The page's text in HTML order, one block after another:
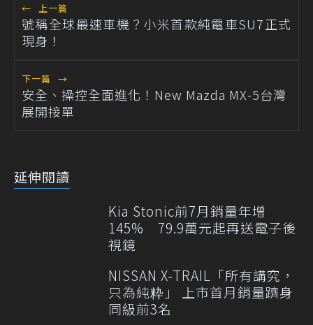
← 上一篇
號稱全球最速車機？小米首款純電車SU7正式
現身！
下一篇 →
安全、操控全面進化！New Mazda MX-5台灣
展開接單
延伸閱讀
Kia Stonic前7月銷量年增
145% 79.9萬元起再送電子後
視鏡
NISSAN X-TRAIL「所有講究，
只為純粋」 上市首月銷量躋身
同級前3名